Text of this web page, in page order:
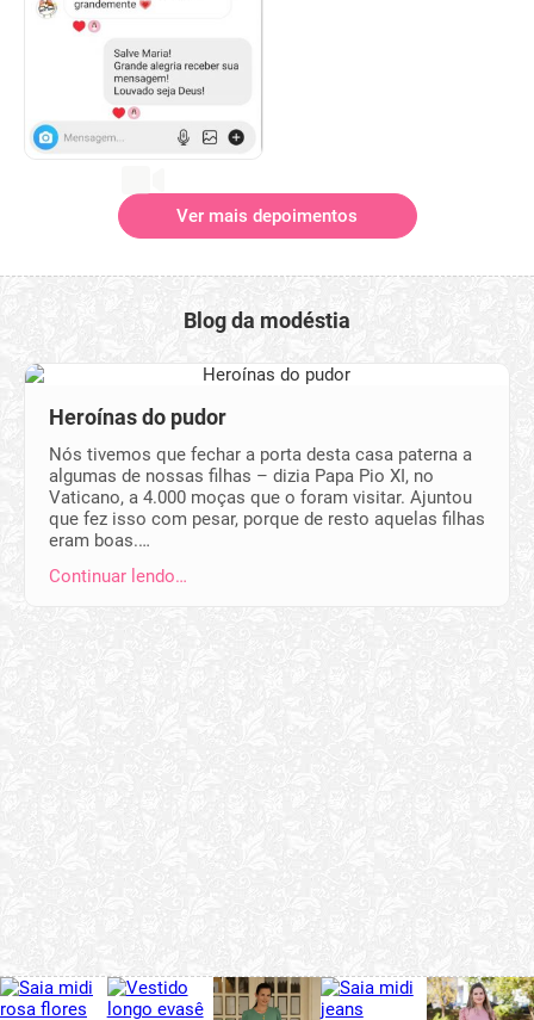
Ver mais depoimentos
Blog da modéstia
Heroínas do pudor
Nós tivemos que fechar a porta desta casa paterna a
algumas de nossas filhas – dizia Papa Pio XI, no
Vaticano, a 4.000 moças que o foram visitar. Ajuntou
que fez isso com pesar, porque de resto aquelas filhas
eram boas.…
Continuar lendo…